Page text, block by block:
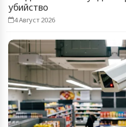
убийство
4 Август 2026